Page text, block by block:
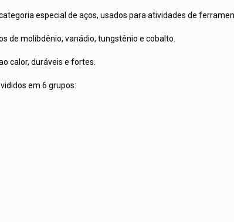
especial de aços, usados para atividades de
de molibdênio, vanádio, tungstênio e cobalto.
calor, duráveis e fortes.
em 6 grupos: